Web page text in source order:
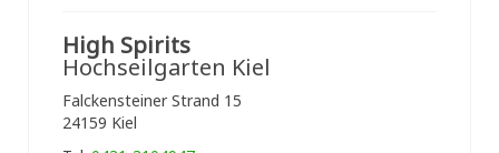
High Spirits
Hochseilgarten Kiel
Falckensteiner Strand 15
24159 Kiel